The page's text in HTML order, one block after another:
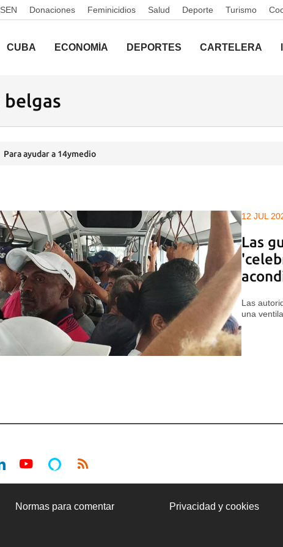
Donaciones Feminicidios Salud Deporte Turismo
CUBA ECONOMÍA DEPORTES CARTELERA
belgas
Para ayudar a 14ymedio
12 JUL
Las
Las
una
Normas para comentar Privacidad y cookies